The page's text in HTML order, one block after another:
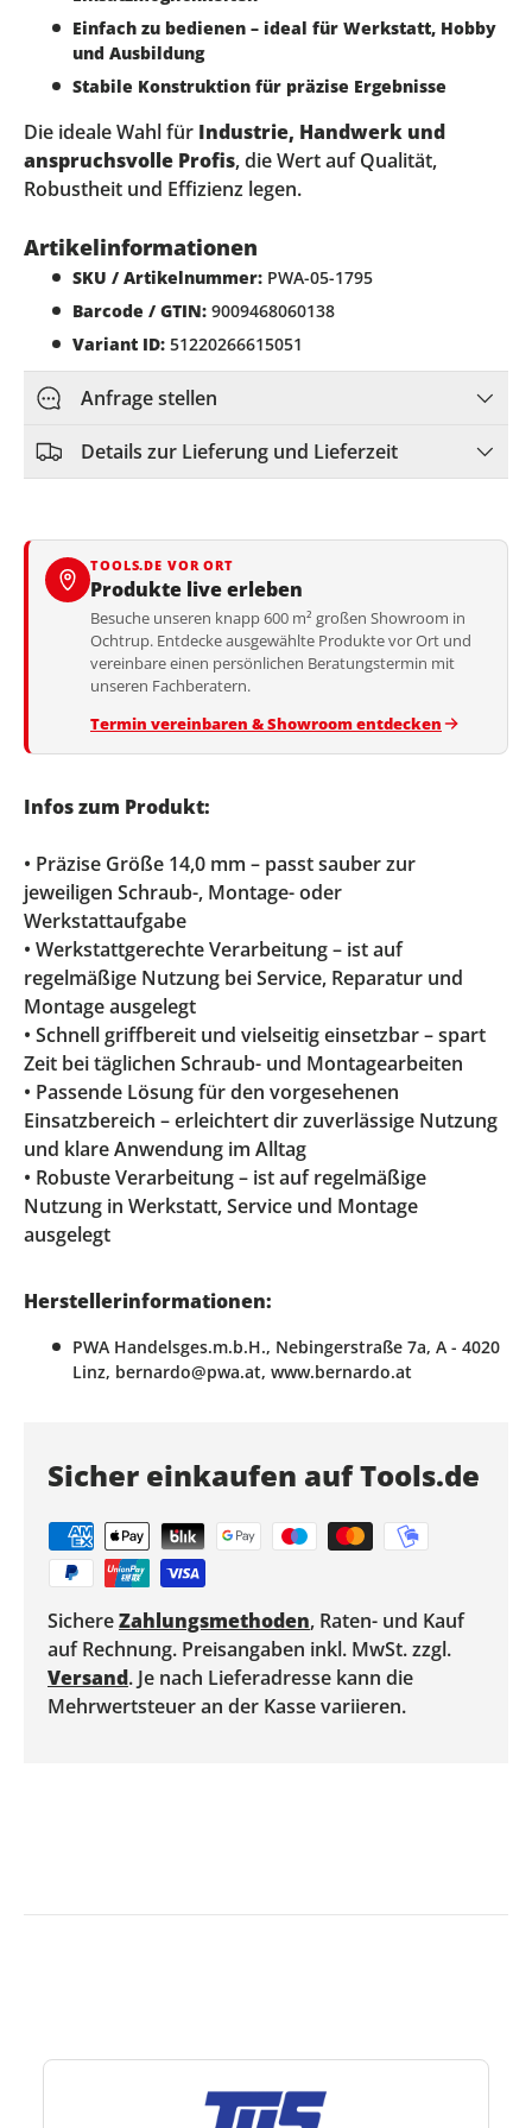
Einfach zu bedienen – ideal für Werkstatt, Hobby
und Ausbildung
Stabile Konstruktion für präzise Ergebnisse
Die ideale Wahl für Industrie, Handwerk und
anspruchsvolle Profis, die Wert auf Qualität,
Robustheit und Effizienz legen.
Artikelinformationen
SKU / Artikelnummer: PWA-05-1795
Barcode / GTIN: 9009468060138
Variant ID: 51220266615051
Anfrage stellen
Details zur Lieferung und Lieferzeit
TOOLS.DE VOR ORT
Produkte live erleben
Besuche unseren knapp 600 m² großen Showroom in
Ochtrup. Entdecke ausgewählte Produkte vor Ort und
vereinbare einen persönlichen Beratungstermin mit
unseren Fachberatern.
Termin vereinbaren & Showroom entdecken
Infos zum Produkt:
• Präzise Größe 14,0 mm – passt sauber zur
jeweiligen Schraub-, Montage- oder
Werkstattaufgabe
• Werkstattgerechte Verarbeitung – ist auf
regelmäßige Nutzung bei Service, Reparatur und
Montage ausgelegt
• Schnell griffbereit und vielseitig einsetzbar – spart
Zeit bei täglichen Schraub- und Montagearbeiten
• Passende Lösung für den vorgesehenen
Einsatzbereich – erleichtert dir zuverlässige Nutzung
und klare Anwendung im Alltag
• Robuste Verarbeitung – ist auf regelmäßige
Nutzung in Werkstatt, Service und Montage
ausgelegt
Herstellerinformationen:
PWA Handelsges.m.b.H., Nebingerstraße 7a, A - 4020
Linz, bernardo@pwa.at, www.bernardo.at
Sicher einkaufen auf Tools.de
SichereZahlungsmethoden, Raten- und Kauf
auf Rechnung. Preisangaben inkl. MwSt. zzgl.
Versand. Je nach Lieferadresse kann die
Mehrwertsteuer an der Kasse variieren.